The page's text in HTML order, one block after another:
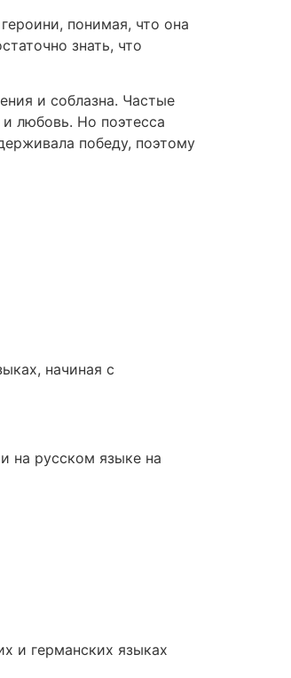
понимая, что она
знать, что
и соблазна. Частые
любовь. Но поэтесса
победу, поэтому
начиная с
на русском языке на
и германских языках